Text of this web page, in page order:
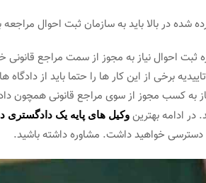
شده در بالا باید به سازمان ثبت احوال مراجعه
ثبت احوال نیاز به مجوز از سمت مراجع
برخی از این کار ها را حتما باید از دادگاه
به کسب مجوز از سوی مراجع قانونی همچون
در ادامه بهترین وکیل های پایه یک دادگستری
خواهید داشت. مشاوره داشته باشید.